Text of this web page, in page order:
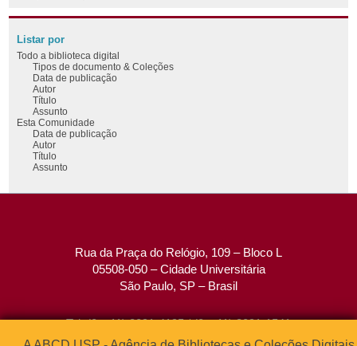
Listar por
Todo a biblioteca digital
Tipos de documento & Coleções
Data de publicação
Autor
Título
Assunto
Esta Comunidade
Data de publicação
Autor
Título
Assunto
Rua da Praça do Relógio, 109 – Bloco L
05508-050 – Cidade Universitária
São Paulo, SP – Brasil
Tel: (0xx11) 3091-4195 / (0xx11) 3091-1541
Fax: (0xx11) 3091-1567